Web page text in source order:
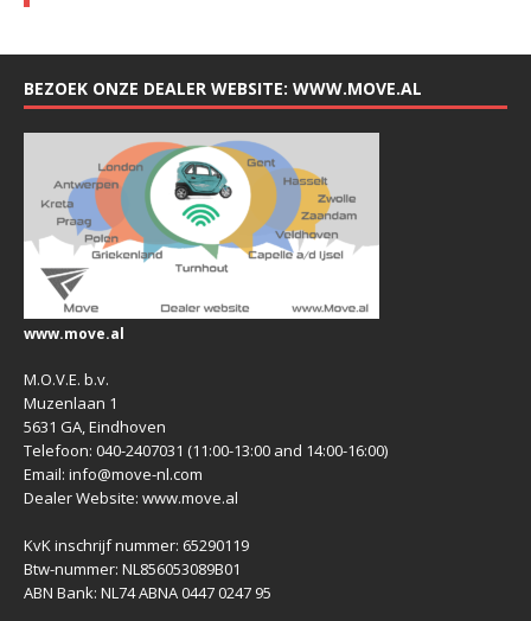
BEZOEK ONZE DEALER WEBSITE: WWW.MOVE.AL
www.move.al
M.O.V.E. b.v.
Muzenlaan 1
5631 GA, Eindhoven
Telefoon: 040-2407031 (11:00-13:00 and 14:00-16:00)
Email: info@move-nl.com
Dealer Website: www.move.al
KvK inschrijf nummer: 65290119
Btw-nummer: NL856053089B01
ABN Bank: NL74 ABNA 0447 0247 95